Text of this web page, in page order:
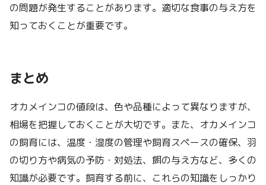
の問題が発生することがあります。適切な食事の与え方を
知っておくことが重要です。
まとめ
オカメインコの値段は、色や品種によって異なりますが、
相場を把握しておくことが大切です。また、オカメインコ
の飼育には、温度・湿度の管理や飼育スペースの確保、羽
の切り方や病気の予防・対処法、餌の与え方など、多くの
知識が必要です。飼育する前に、これらの知識をしっかり